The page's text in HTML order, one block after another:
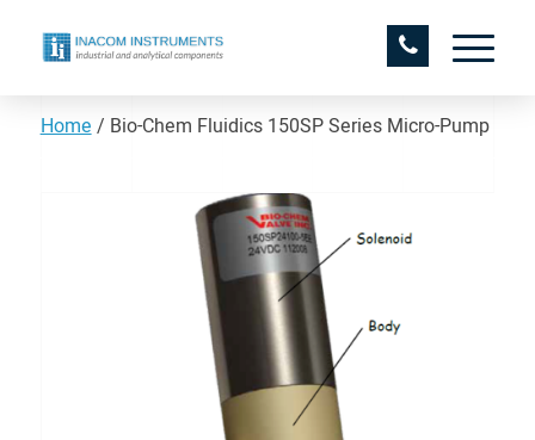
Home / Bio-Chem Fluidics 150SP Series Micro-Pump